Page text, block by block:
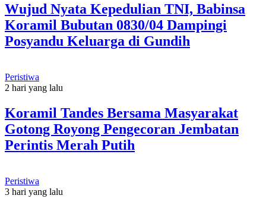
Wujud Nyata Kepedulian TNI, Babinsa
Koramil Bubutan 0830/04 Dampingi
Posyandu Keluarga di Gundih
Peristiwa
2 hari yang lalu
Koramil Tandes Bersama Masyarakat
Gotong Royong Pengecoran Jembatan
Perintis Merah Putih
Peristiwa
3 hari yang lalu